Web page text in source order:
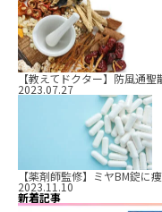
【教えてドクター】防風通
2023.07.27
【薬剤師監修】ミヤBM錠に
2023.11.10
新着記事